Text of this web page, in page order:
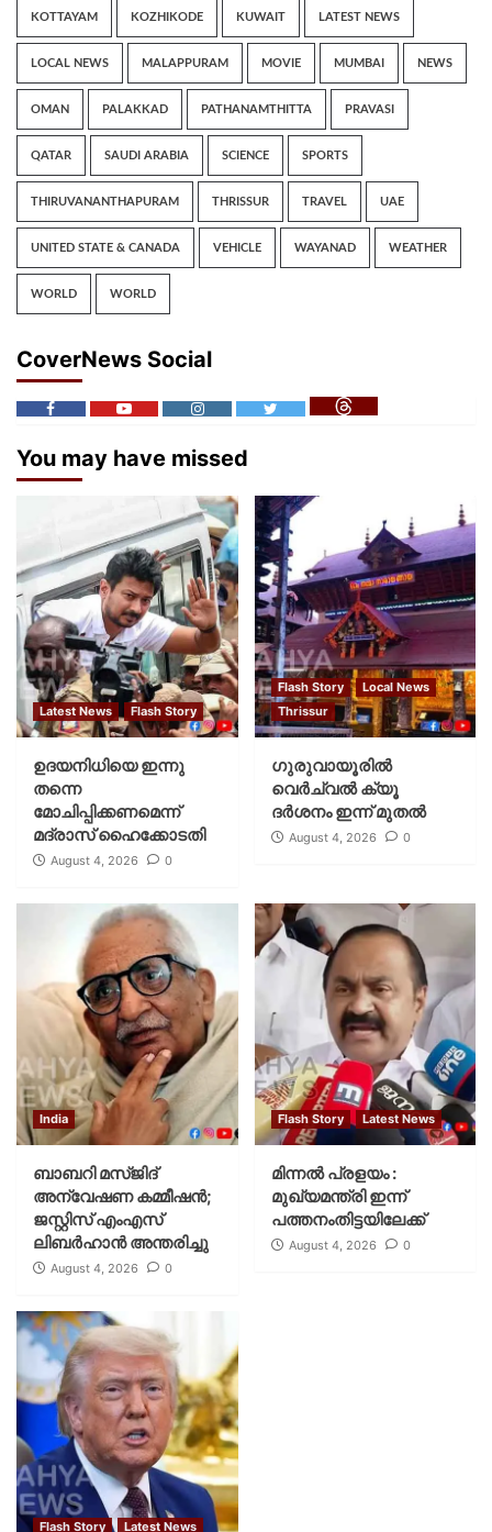
KOTTAYAM KOZHIKODE KUWAIT LATEST NEWS
LOCAL NEWS MALAPPURAM MOVIE MUMBAI NEWS
OMAN PALAKKAD PATHANAMTHITTA PRAVASI
QATAR SAUDI ARABIA SCIENCE SPORTS
THIRUVANANTHAPURAM THRISSUR TRAVEL UAE
UNITED STATE & CANADA VEHICLE WAYANAD WEATHER
WORLD WORLD
CoverNews Social
You may have missed
Latest News Flash Story
ഉദയനിധിയെ ഇന്നു
തന്നെ
മോചിപ്പിക്കണമെന്ന്
മദ്രാസ് ഹൈക്കോടതി
August 4, 2026 0
Flash Story
Local News
Thrissur
ഗുരുവായൂരില്‍
വെര്‍ച്വല്‍ ക്യൂ
ദര്‍ശനം ഇന്ന് മുതല്‍
August 4, 2026 0
India
ബാബറി മസ്ജിദ്
അന്വേഷണ കമ്മീഷന്‍;
ജസ്റ്റിസ് എംഎസ്
ലിബര്‍ഹാന്‍ അന്തരിച്ചു
August 4, 2026 0
Flash Story Latest News
മിന്നല്‍ പ്രളയം :
മുഖ്യമന്ത്രി ഇന്ന്
പത്തനംതിട്ടയിലേക്ക്
August 4, 2026 0
Flash Story Latest News